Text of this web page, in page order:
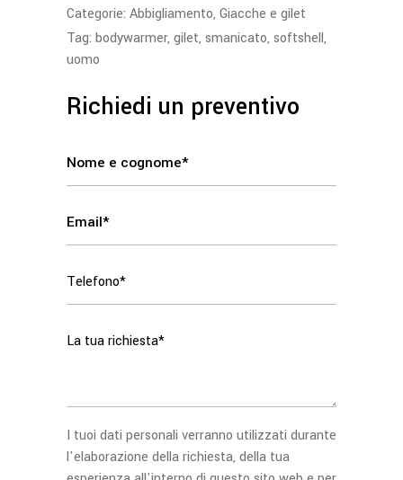
Categorie: Abbigliamento, Giacche e gilet
Tag: bodywarmer, gilet, smanicato, softshell,
uomo
Richiedi un preventivo
I tuoi dati personali verranno utilizzati durante
l'elaborazione della richiesta, della tua